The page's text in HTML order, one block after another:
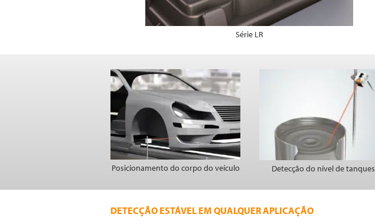
Série LR
Posicionamento do corpo do veículo Detecção do nível de tanques
DETECÇÃO ESTÁVEL EM QUALQUER APLICAÇÃO